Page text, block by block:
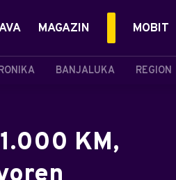
BANJALUKA REGION
MAGAZIN MOBIT
KM,